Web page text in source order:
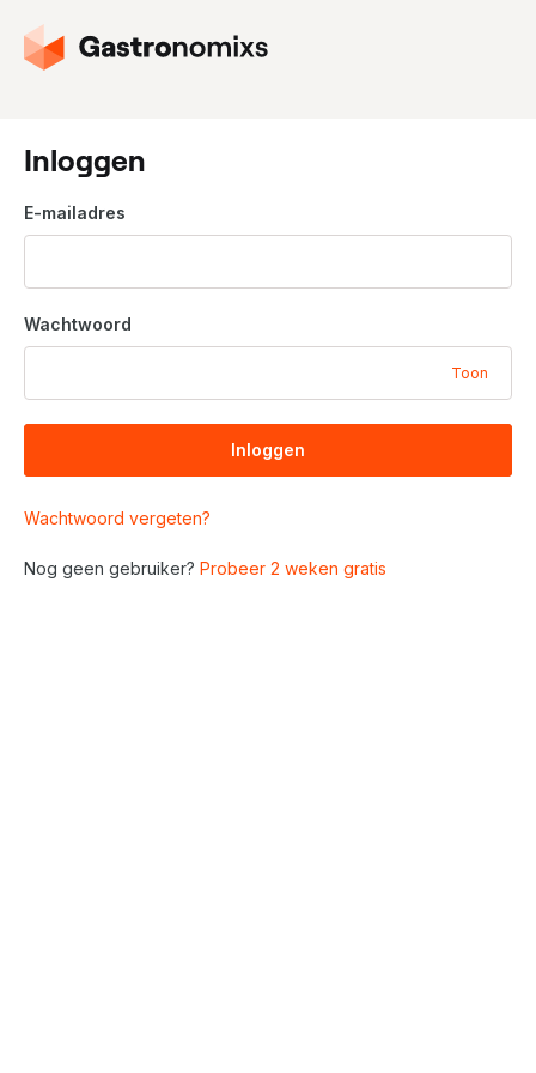
G
a
a
r
d
e
o
m
e
a
g
n
a
Inloggen
E-mailadres
Wachtwoord
Toon
Inloggen
Wachtwoord vergeten?
Nog geen gebruiker? Probeer 2 weken gratis